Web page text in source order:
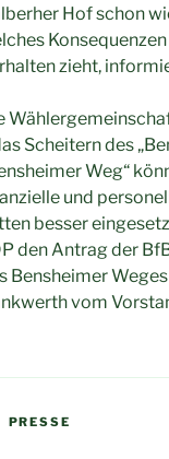
Hof schon
zieht,
Scheitern des
Weg“
und
besser
den Antrag der
Bensheimer
vom
KATEGORIEN
PRESSE